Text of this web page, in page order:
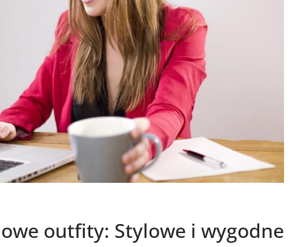
outfity: Stylowe i wygodne